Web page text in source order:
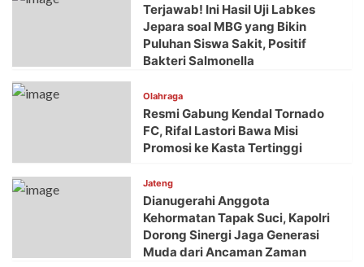
Terjawab! Ini Hasil Uji Labkes
Jepara soal MBG yang Bikin
Puluhan Siswa Sakit, Positif
Bakteri Salmonella
Olahraga
Resmi Gabung Kendal Tornado
FC, Rifal Lastori Bawa Misi
Promosi ke Kasta Tertinggi
Jateng
Dianugerahi Anggota
Kehormatan Tapak Suci, Kapolri
Dorong Sinergi Jaga Generasi
Muda dari Ancaman Zaman